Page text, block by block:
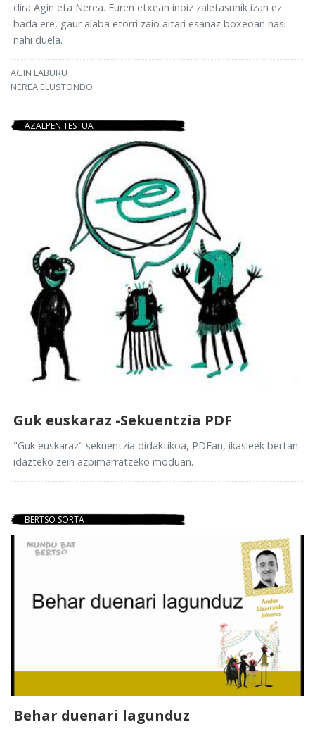
dira Agin eta Nerea. Euren etxean inoiz zaletasunik izan ez
bada ere, gaur alaba etorri zaio aitari esanaz boxeoan hasi
nahi duela.
AGIN LABURU
NEREA ELUSTONDO
AZALPEN TESTUA
Guk euskaraz -Sekuentzia PDF
"Guk euskaraz" sekuentzia didaktikoa, PDFan, ikasleek bertan
idazteko zein azpimarratzeko moduan.
BERTSO SORTA
Behar duenari lagunduz